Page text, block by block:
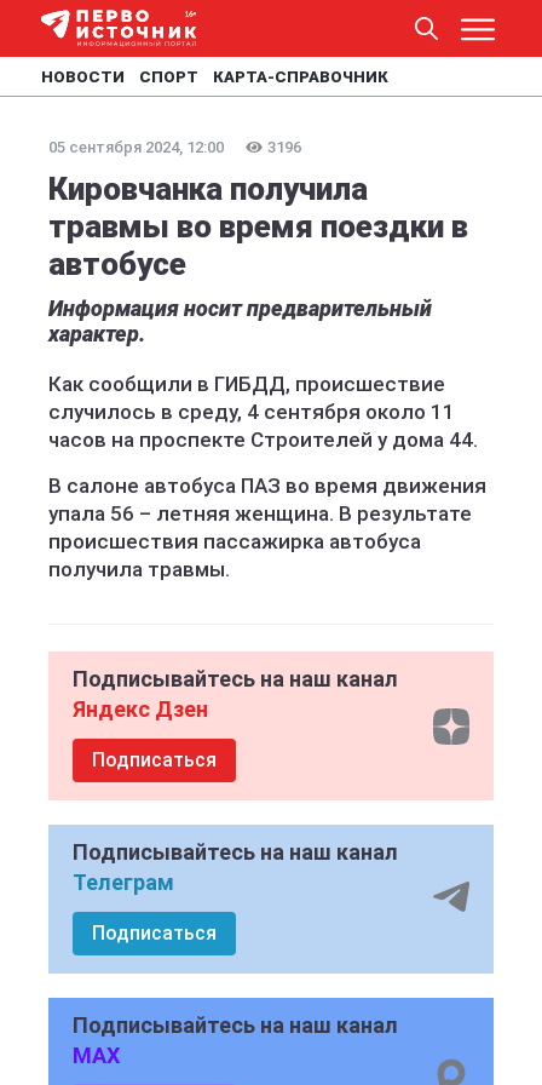
НОВОСТИ СПОРТ КАРТА-СПРАВОЧНИК
05 сентября 2024, 12:00 3196
Кировчанка получила
травмы во время поездки в
автобусе
Информация носит предварительный
характер.
Как сообщили в ГИБДД, происшествие
случилось в среду, 4 сентября около 11
часов на проспекте Строителей у дома 44.
В салоне автобуса ПАЗ во время движения
упала 56 – летняя женщина. В результате
происшествия пассажирка автобуса
получила травмы.
Подписывайтесь на наш канал
Яндекс Дзен
Подписаться
Подписывайтесь на наш канал
Телеграм
Подписаться
Подписывайтесь на наш канал
MAX